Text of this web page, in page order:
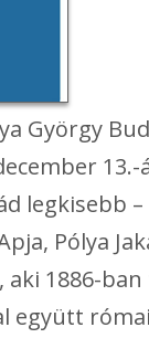
György
13.-
legkisebb
Pólya
aki 1886-
együtt